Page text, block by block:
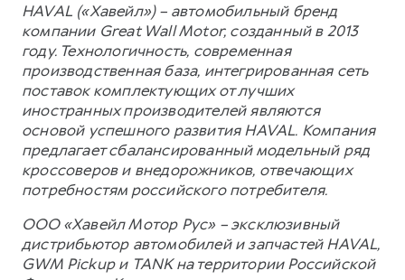
HAVAL («Хавейл») – автомобильный бренд
компании Great Wall Motor, созданный в 2013
году. Технологичность, современная
производственная база, интегрированная сеть
поставок комплектующих от лучших
иностранных производителей являются
основой успешного развития HAVAL. Компания
предлагает сбалансированный модельный ряд
кроссоверов и внедорожников, отвечающих
потребностям российского потребителя.
ООО «Хавейл Мотор Рус» – эксклюзивный
дистрибьютор автомобилей и запчастей HAVAL,
GWM Pickup и TANK на территории Российской